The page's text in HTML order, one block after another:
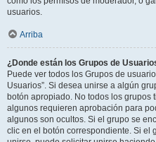
usuarios.
Arriba
¿Donde están los Grupos de
Puede ver todos los Grupos de
Usuarios”. Si desea unirse a algún
botón apropiado. No todos los grupos
algunos requieren aprobación para
algunos son ocultos. Si el grupo se
clic en el botón correspondiente. Si el